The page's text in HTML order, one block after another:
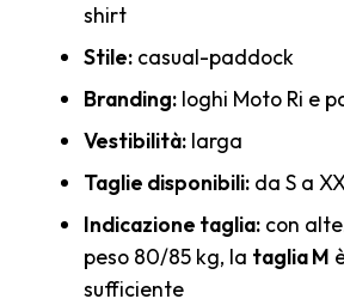
shirt
Stile: casual-paddock
Branding: loghi Moto Ri e
Vestibilità: larga
Taglie disponibili: da S a
Indicazione taglia: con
peso 80/85 kg, la taglia M
sufficiente